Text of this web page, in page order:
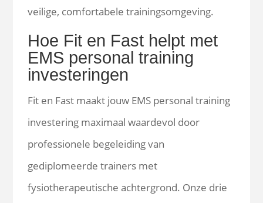
veilige, comfortabele trainingsomgeving.
Hoe Fit en Fast helpt met
EMS personal training
investeringen
Fit en Fast maakt jouw EMS personal training
investering maximaal waardevol door
professionele begeleiding van
gediplomeerde trainers met
fysiotherapeutische achtergrond. Onze drie